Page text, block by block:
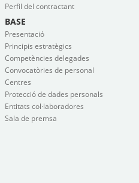
Perfil del contractant
BASE
Presentació
Principis estratègics
Competències delegades
Convocatòries de personal
Centres
Protecció de dades personals
Entitats col·laboradores
Sala de premsa